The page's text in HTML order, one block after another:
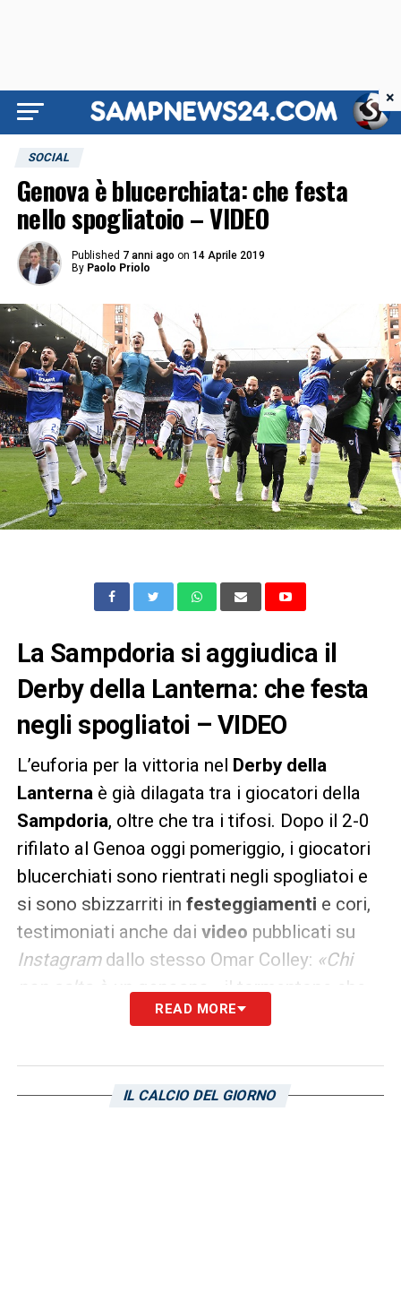
SOCIAL
Genova è blucerchiata: che festa
nello spogliatoio – VIDEO
Published 7 anni ago on 14 Aprile 2019
By Paolo Priolo
La Sampdoria si aggiudica il
Derby della Lanterna: che festa
negli spogliatoi – VIDEO
L’euforia per la vittoria nel Derby della
Lanternaè già dilagata tra i giocatori della
Sampdoria, oltre che tra i tifosi. Dopo il 2-0
rifilato al Genoa oggi pomeriggio, i giocatori
blucerchiati sono rientrati negli spogliatoi e
si sono sbizzarriti in festeggiamenti e cori,
testimoniati anche dai video pubblicati su
Instagramdallo stesso Omar Colley: «Chi
non salta è un genoano», il tormentone che
risuona tra gli armadietti. Anche Albin Ekdal
un tifoso che, piazzatosi davanti al pullman
sociale con un fumogeno in mano, ringrazia i
READ MORE
IL CALCIO DEL GIORNO
×